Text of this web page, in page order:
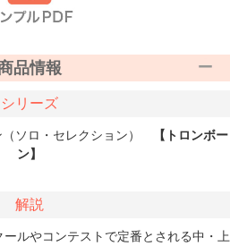
品情報
シリーズ
（ソロ・セレクション）
【トロンボー
ン】
解説
ルやコンテストで定番とされる中・上